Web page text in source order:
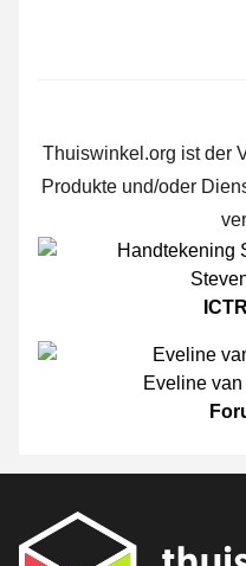
Thuiswinkel.org ist der
Produkte und/oder
Eveline